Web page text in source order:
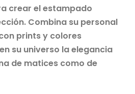
crear elestampado
Combina su personal
prints y colores
su universo la elegancia
de matices como de